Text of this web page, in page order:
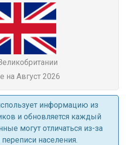
на Август 2026
информацию из
и обновляется каждый
могут отличаться из-за
населения.